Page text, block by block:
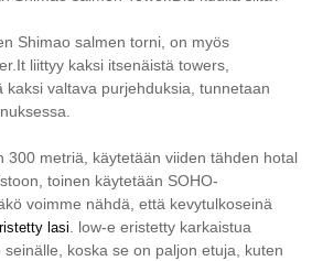
Shimao salmen torni, on myös
liittyy kaksi itsenäistä towers,
kaksi valtava purjehduksia, tunnetaan
300 metriä, käytetään viiden tähden hotal
toinen käytetään SOHO-
voimme nähdä, että kevytulkoseinä
lasi . low-e eristetty karkaistua
koska se on paljon etuja, kuten